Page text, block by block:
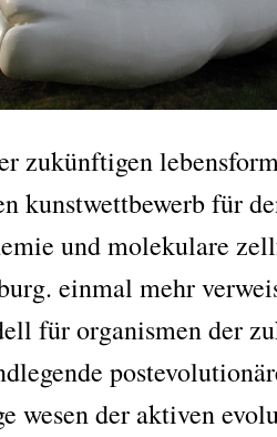
zukünf­ti­gen
kunst­wett­be­werb für
und mole­ku­la­re
ein­mal mehr
für orga­nis­men der
wesen der akti­ven